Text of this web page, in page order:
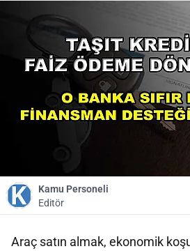
Kamu Personeli
Editör
Araç satın almak, ekonomik